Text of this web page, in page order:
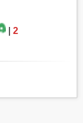
| 2